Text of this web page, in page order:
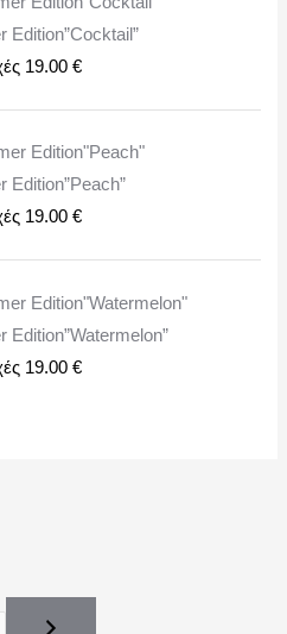
Edition”Cocktail”
19.00 €
Edition”Peach”
19.00 €
19.00 €